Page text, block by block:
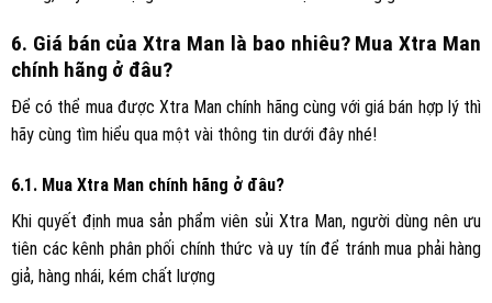
6. Giá bán của Xtra Man là bao nhiêu? Mua Xtra Man
chính hãng ở đâu?
Để có thể mua được Xtra Man chính hãng cùng với giá bán hợp lý thì
hãy cùng tìm hiểu qua một vài thông tin dưới đây nhé!
6.1. Mua Xtra Man chính hãng ở đâu?
Khi quyết định mua sản phẩm viên sủi Xtra Man, người dùng nên ưu
tiên các kênh phân phối chính thức và uy tín để tránh mua phải hàng
giả, hàng nhái, kém chất lượng